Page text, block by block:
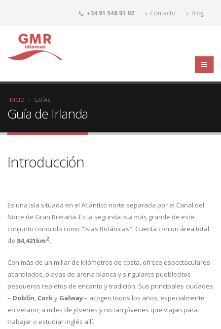
+34 91 548 91 92 Contacto Blog
INICIO GUÍAS
Guía de Irlanda
Introducción
Es una isla situada en el Atlántico norte separada por el Canal del
Norte de Gran Bretaña. Es la segunda isla más grande de este
conjunto conocido como "Islas Británicas". Cuenta con un área total
de 84,421km2.
Con más de un millar de kilómetros de costa, ofrece espectaculares
acantilados, playas de arena blanca y singulares pueblecitos
pesqueros repletos de encanto y tradición. Sus principales ciudades
– Dublín, Corky Galway– acogen todos los años, especialmente
en verano, a miles de jóvenes y no tan jóvenes que viajan para
trabajar o estudiar inglés allí.